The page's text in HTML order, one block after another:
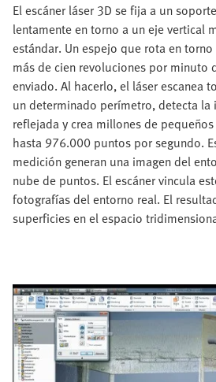
El escáner láser 3D se fija a un
lentamente en torno a un eje vertical
estándar. Un espejo que rota en
más de cien revoluciones por minuto
enviado. Al hacerlo, el láser escanea
un determinado perímetro, detecta la
reflejada y crea millones de
hasta 976.000 puntos por segundo.
medición generan una imagen del
nube de puntos. El escáner vincula
fotografías del entorno real. El
superficies en el espacio